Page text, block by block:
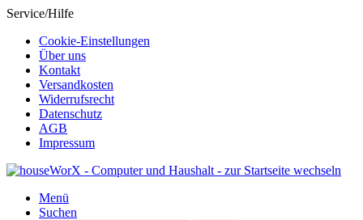
Service/Hilfe
Cookie-Einstellungen
Über uns
Kontakt
Versandkosten
Widerrufsrecht
Datenschutz
AGB
Impressum
Menü
Suchen